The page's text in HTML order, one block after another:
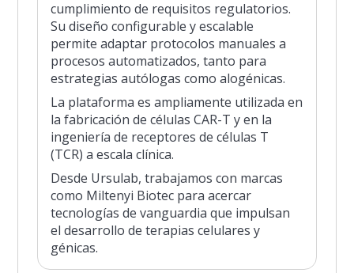
cumplimiento de requisitos regulatorios.
Su diseño configurable y escalable
permite adaptar protocolos manuales a
procesos automatizados, tanto para
estrategias autólogas como alogénicas.
La plataforma es ampliamente utilizada en
la fabricación de células CAR-T y en la
ingeniería de receptores de células T
(TCR) a escala clínica.
Desde Ursulab, trabajamos con marcas
como Miltenyi Biotec para acercar
tecnologías de vanguardia que impulsan
el desarrollo de terapias celulares y
génicas.